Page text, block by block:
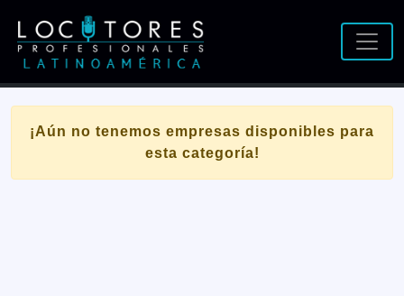
¡Aún no tenemos empresas disponibles para
esta categoría!